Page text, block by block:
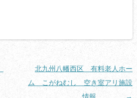
北九州八幡西区 有料老人ホー
ム こがねむし 空き室アリ施設